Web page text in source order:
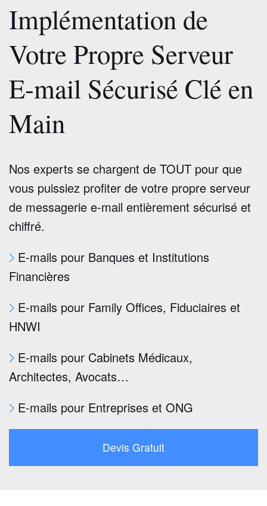
Implémentation de
Votre Propre Serveur
E-mail Sécurisé Clé en
Main
Nos experts se chargent de TOUT pour que
vous puissiez profiter de votre propre serveur
de messagerie e-mail entièrement sécurisé et
chiffré.
E-mails pour Banques et Institutions
Financières
E-mails pour Family Offices, Fiduciaires et
HNWI
E-mails pour Cabinets Médicaux,
Architectes, Avocats…
E-mails pour Entreprises et ONG
Devis Gratuit